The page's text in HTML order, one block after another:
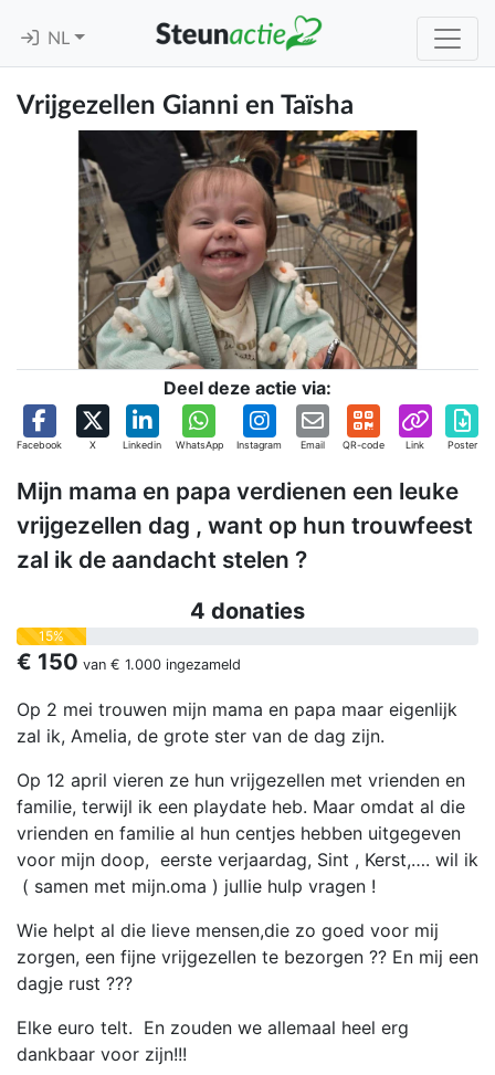
NL
Vrijgezellen Gianni en Taïsha
Deel deze actie via:
Facebook X Linkedin WhatsApp Instagram Email QR-code Link Poster
Mijn mama en papa verdienen een leuke
vrijgezellen dag , want op hun trouwfeest
zal ik de aandacht stelen ?
4 donaties
15%
€ 150 van € 1.000 ingezameld
Op 2 mei trouwen mijn mama en papa maar eigenlijk
zal ik, Amelia, de grote ster van de dag zijn.
Op 12 april vieren ze hun vrijgezellen met vrienden en
familie, terwijl ik een playdate heb. Maar omdat al die
vrienden en familie al hun centjes hebben uitgegeven
voor mijn doop, eerste verjaardag, Sint , Kerst,…. wil ik
( samen met mijn.oma ) jullie hulp vragen !
Wie helpt al die lieve mensen,die zo goed voor mij
zorgen, een fijne vrijgezellen te bezorgen ?? En mij een
dagje rust ???
Elke euro telt. En zouden we allemaal heel erg
dankbaar voor zijn!!!